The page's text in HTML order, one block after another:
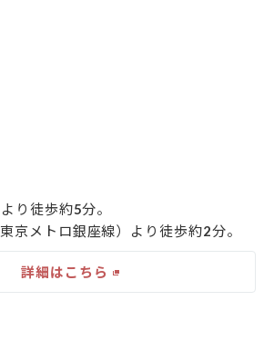
り徒歩約5分。
京メトロ銀座線）より徒歩約2分。
詳細はこちら